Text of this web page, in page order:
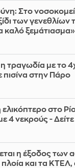
Στο
των γενεθλίων
καλό ξεμάτιασμα»
η τραγωδία με το
πισίνα στην Πάρο
ελικόπτερο στο
4 νεκρούς - Δείτε
η έξοδος των
και τα ΚΤΕΛ,